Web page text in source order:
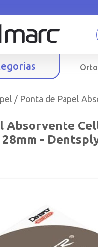
/ Ponta de Papel
Absorvente
-